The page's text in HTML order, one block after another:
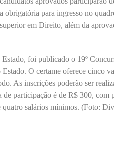
obrigatória para ingresso no
em Direito, além da
foi publicado o 19º
O certame oferece cinco
As inscrições poderão ser
participação é de R$ 300, com
quatro salários mínimos. (Foto: